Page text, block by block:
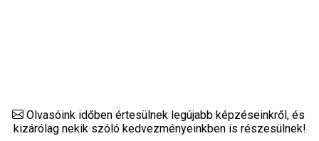
Olvasóink időben értesülnek legújabb képzéseinkről, és
kizárólag nekik szóló kedvezményeinkben is részesülnek!